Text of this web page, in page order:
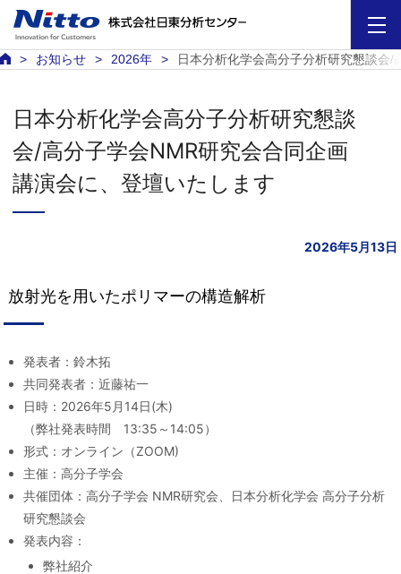
お知らせ 2026年 日本分析化学会高分子分析研究懇談会
日本分析化学会高分子分析研究懇談
会/高分子学会NMR研究会合同企画
講演会に、登壇いたします
2026年5月13日
放射光を用いたポリマーの構造解析
発表者：鈴木拓
共同発表者：近藤祐一
日時：2026年5月14日(木)
（弊社発表時間 13:35～14:05）
形式：オンライン（ZOOM)
主催：高分子学会
共催団体：高分子学会 NMR研究会、日本分析化学会 高分子分析
研究懇談会
発表内容：
弊社紹介